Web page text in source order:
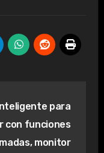
para
con funciones
monitor